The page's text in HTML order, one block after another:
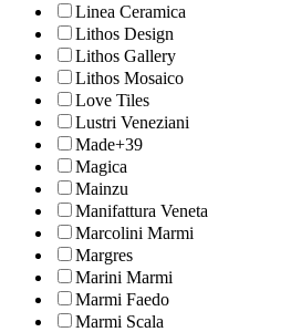
Linea Ceramica
Lithos Design
Lithos Gallery
Lithos Mosaico
Love Tiles
Lustri Veneziani
Made+39
Magica
Mainzu
Manifattura Veneta
Marcolini Marmi
Margres
Marini Marmi
Marmi Faedo
Marmi Scala